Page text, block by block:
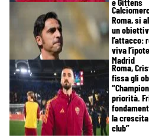
Roma, si
un
l’attacco:
viva
Madrid
Roma,
fissa gli
priorità.
la
club”